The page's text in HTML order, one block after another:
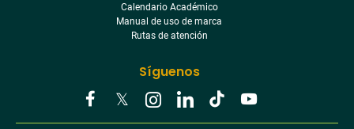
Síguenos
Calendario Académico
Manual de uso de marca
Rutas de atención